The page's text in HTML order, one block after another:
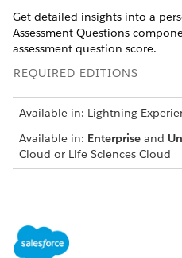
Get detailed insights into a
Assessment Questions
assessment question score.
REQUIRED EDITIONS
Available in: Lightning
Available in: Enterprise and
Cloud or Life Sciences Cloud